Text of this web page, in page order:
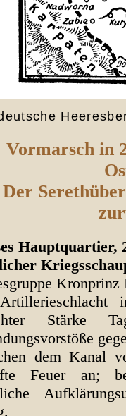
Vormarsch in
Der
Hauptquartier,
Kronprinz
Stärke
dem Kanal
Feuer an;